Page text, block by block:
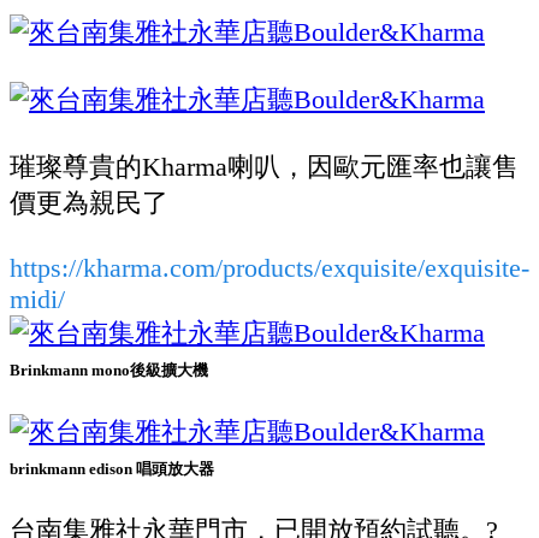
璀璨尊貴的Kharma喇叭，因歐元匯率也讓售
價更為親民了
https://kharma.com/products/exquisite/exquisite-
midi/
Brinkmann mono後級擴大機
brinkmann edison 唱頭放大器
台南集雅社永華門市，已開放預約試聽。?